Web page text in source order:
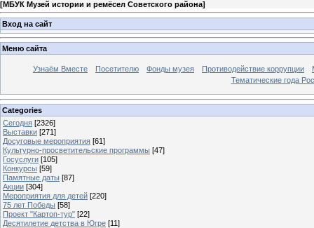
[МБУК Музей истории и ремёсел Советского района]
Вход на сайт
Меню сайта
Узнаём Вместе Посетителю Фонды музея Противодействие коррупции
Тематические года
Categories
Сегодня [2326]
Выставки [271]
Досуговые мероприятия [61]
Культурно-просветительские программы [47]
Госуслуги [105]
Конкурсы [59]
Памятные даты [87]
Акции [304]
Мероприятия для детей [220]
75 лет Победы [58]
Проект "Картоп-тур" [22]
Десятилетие детства в Югре [11]